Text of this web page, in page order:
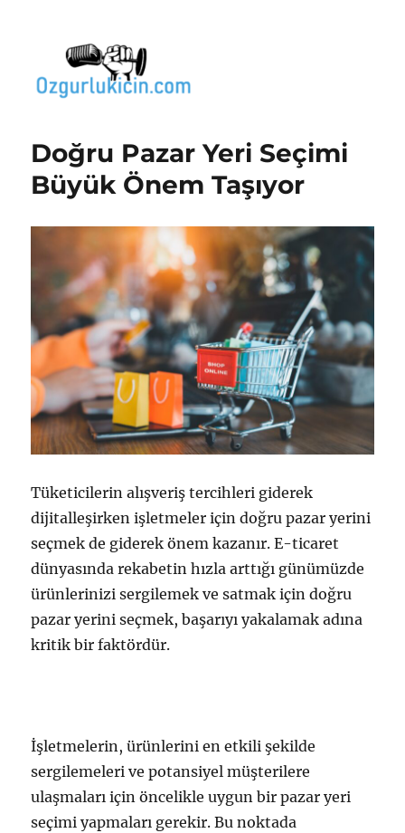
Doğru Pazar Yeri Seçimi
Büyük Önem Taşıyor
Tüketicilerin alışveriş tercihleri giderek
dijitalleşirken işletmeler için doğru pazar yerini
seçmek de giderek önem kazanır. E-ticaret
dünyasında rekabetin hızla arttığı günümüzde
ürünlerinizi sergilemek ve satmak için doğru
pazar yerini seçmek, başarıyı yakalamak adına
kritik bir faktördür.
İşletmelerin, ürünlerini en etkili şekilde
sergilemeleri ve potansiyel müşterilere
ulaşmaları için öncelikle uygun bir pazar yeri
seçimi yapmaları gerekir. Bu noktada